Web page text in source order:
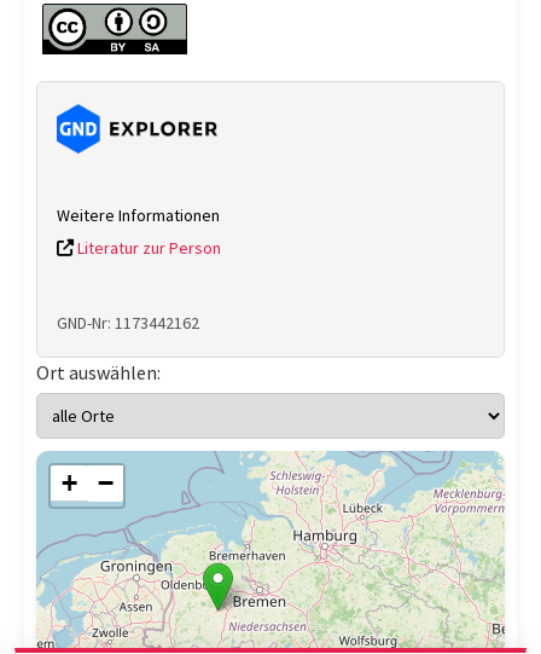
Weitere Informationen
Literatur zur Person
GND-Nr: 1173442162
Ort auswählen:
+ −